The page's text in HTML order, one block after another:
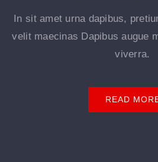
In sit amet urna dapibus,
velit maecinas Dapibus augue
viverra.
READ